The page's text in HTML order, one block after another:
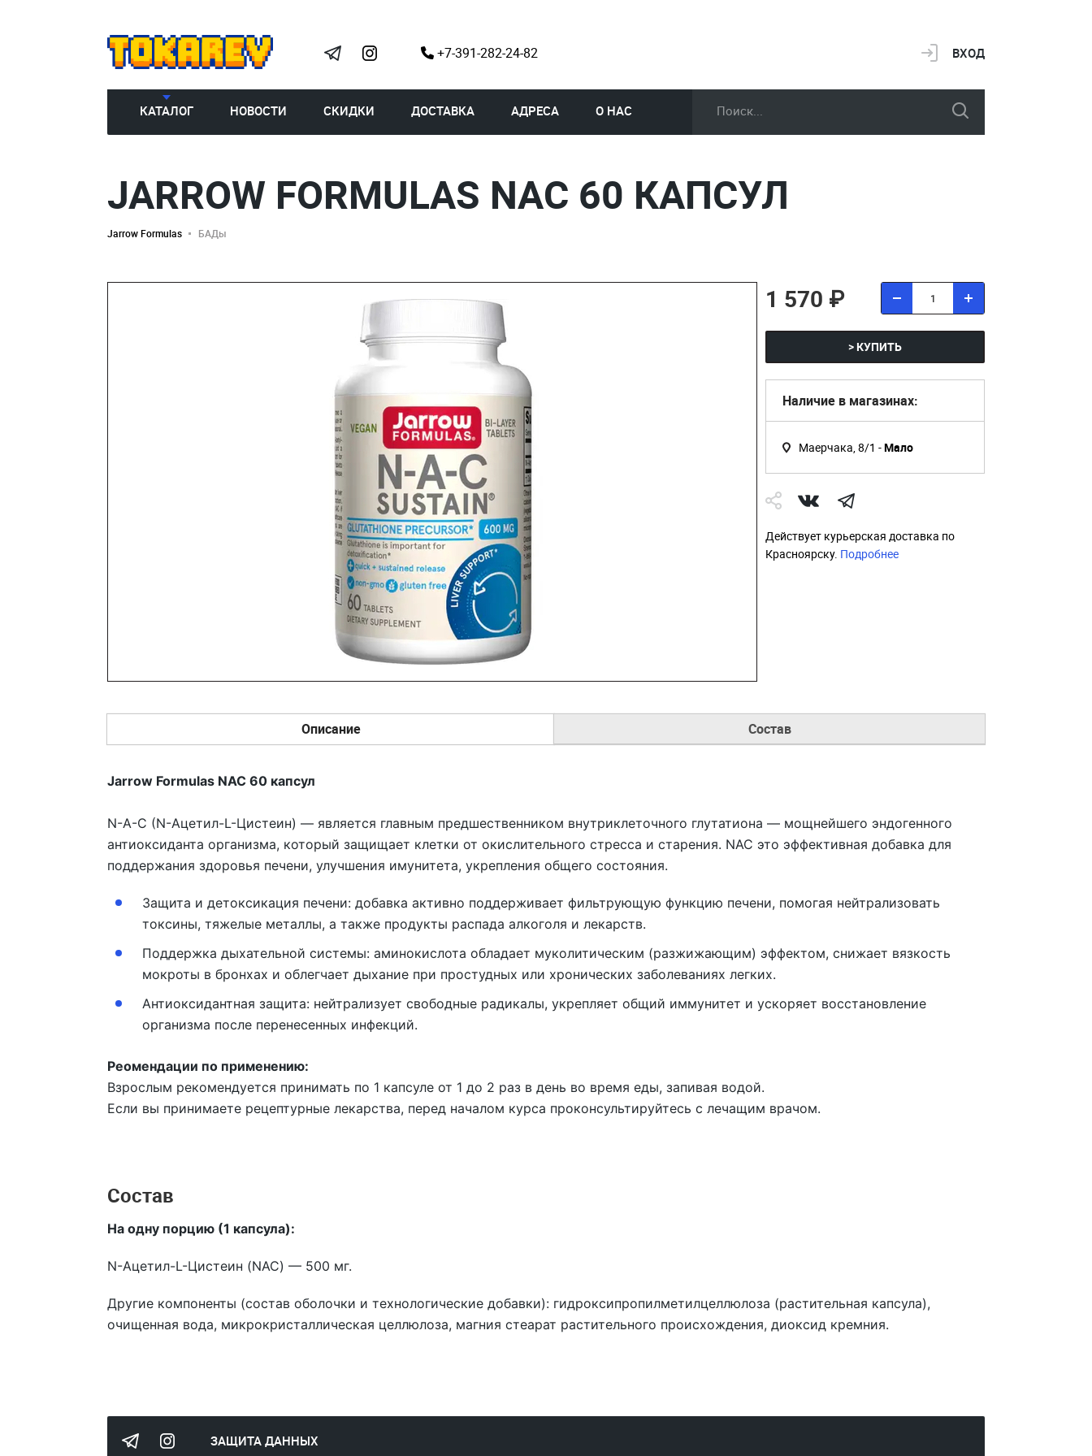
+7-391-282-24-82 ВХОД
КАТАЛОГ НОВОСТИ СКИДКИ ДОСТАВКА АДРЕСА О НАС
JARROW FORMULAS NAC 60 КАПСУЛ
Jarrow Formulas БАДы
1 570 ₽
> КУПИТЬ
Наличие в магазинах:
Маерчака, 8/1 -Мало
Действует курьерская доставка по
Красноярску. Подробнее
Описание Состав
Jarrow Formulas NAC 60 капсул
N-A-C (N-Ацетил-L-Цистеин) — является главным предшественником внутриклеточного глутатиона — мощнейшего эндогенного
антиоксиданта организма, который защищает клетки от окислительного стресса и старения. NAC это эффективная добавка для
поддержания здоровья печени, улучшения имунитета, укрепления общего состояния.
Защита и детоксикация печени: добавка активно поддерживает фильтрующую функцию печени, помогая нейтрализовать
токсины, тяжелые металлы, а также продукты распада алкоголя и лекарств.
Поддержка дыхательной системы: аминокислота обладает муколитическим (разжижающим) эффектом, снижает вязкость
мокроты в бронхах и облегчает дыхание при простудных или хронических заболеваниях легких.
Антиоксидантная защита: нейтрализует свободные радикалы, укрепляет общий иммунитет и ускоряет восстановление
организма после перенесенных инфекций.
Реомендации по применению:
Взрослым рекомендуется принимать по 1 капсуле от 1 до 2 раз в день во время еды, запивая водой.
Если вы принимаете рецептурные лекарства, перед началом курса проконсультируйтесь с лечащим врачом.
Состав
На одну порцию (1 капсула):
N-Ацетил-L-Цистеин (NAC) — 500 мг.
Другие компоненты (состав оболочки и технологические добавки): гидроксипропилметилцеллюлоза (растительная капсула),
очищенная вода, микрокристаллическая целлюлоза, магния стеарат растительного происхождения, диоксид кремния.
ЗАЩИТА ДАННЫХ